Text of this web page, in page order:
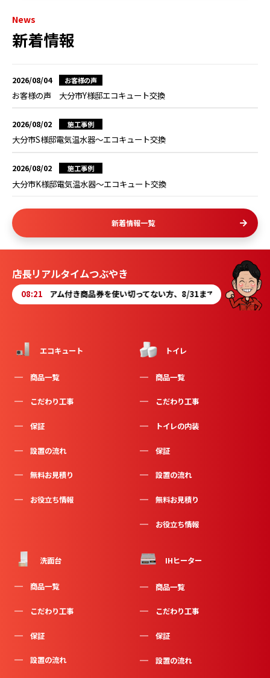
News
新着情報
2026/08/04 お客様の声
お客様の声 大分市Y様邸エコキュート交換
2026/08/02 施工事例
大分市S様邸電気温水器～エコキュート交換
2026/08/02 施工事例
大分市K様邸電気温水器～エコキュート交換
新着情報一覧
店長リアルタイムつぶやき
08:21
ム付き商品券を使い切ってない方、8/31までです。当店で使って下さい😊
エコキュート
商品一覧
こだわり工事
保証
設置の流れ
無料お見積り
お役立ち情報
トイレ
商品一覧
こだわり工事
トイレの内装
保証
設置の流れ
無料お見積り
お役立ち情報
洗面台
商品一覧
こだわり工事
保証
設置の流れ
IHヒーター
商品一覧
こだわり工事
保証
設置の流れ